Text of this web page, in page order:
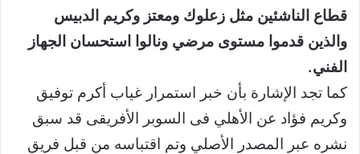
قطاع الناشئين مثل زعلوك ومعتز وكريم الدبيس
والذين قدموا مستوى مرضي ونالوا استحسان الجهاز
الفني.
كما تجد الإشارة بأن خبر استمرار غياب أكرم توفيق
وكريم فؤاد عن الأهلي فى السوبر الأفريقى قد سبق
نشره عبر المصدر الأصلي وتم اقتباسه من قبل فريق